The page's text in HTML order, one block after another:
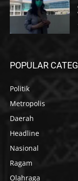
POPULAR
Politik
Metropolis
Daerah
Headline
Nasional
Ragam
Olahraga